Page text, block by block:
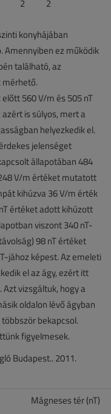
2 2
konyhájában
Amennyiben ez működik
található, az
mérhető.
560 V/m és 505 nT
is súlyos, mert a
helyezkedik el.
jelenséget
állapotában 484
V/m értéket mutatott
kihúzva 36 V/m érték
értéket adott kihúzott
viszont 340 nT-
98 nT értéket
jához képest. Az emeleti
el az ágy, ezért itt
vizsgáltuk, hogy a
oldalon lévő ágyban
bekapcsol.
figyelmesek.
Budapest.. 2011.
Mágneses tér (nT)